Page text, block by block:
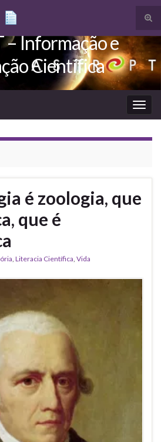
– Informação e
Científica
é zoologia, que
que é
, Literacia Científica, Vida